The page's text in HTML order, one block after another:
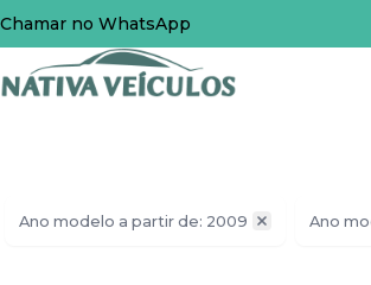
Chamar no WhatsApp
Ano modelo a partir de: 2009 Ano